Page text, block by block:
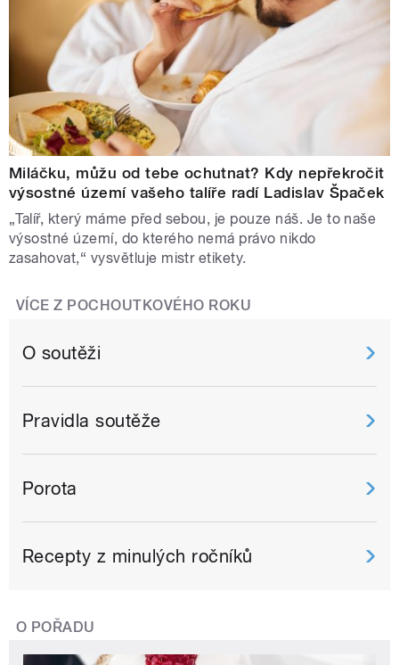
Miláčku, můžu od tebe ochutnat? Kdy nepřekročit
výsostné území vašeho talíře radí Ladislav Špaček
„Talíř, který máme před sebou, je pouze náš. Je to naše
výsostné území, do kterého nemá právo nikdo
zasahovat,“ vysvětluje mistr etikety.
VÍCE Z POCHOUTKOVÉHO ROKU
O soutěži
Pravidla soutěže
Porota
Recepty z minulých ročníků
O POŘADU